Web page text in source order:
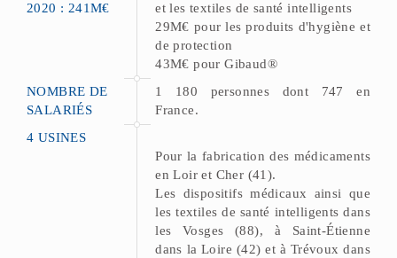
2020 : 241M€
et les textiles de santé intelligents
29M€ pour les produits d'hygiène et
de protection
43M€ pour Gibaud®
NOMBRE DE
SALARIÉS
1 180 personnes dont 747 en
France.
4 USINES
Pour la fabrication des médicaments
en Loir et Cher (41).
Les dispositifs médicaux ainsi que
les textiles de santé intelligents dans
les Vosges (88), à Saint-Étienne
dans la Loire (42) et à Trévoux dans